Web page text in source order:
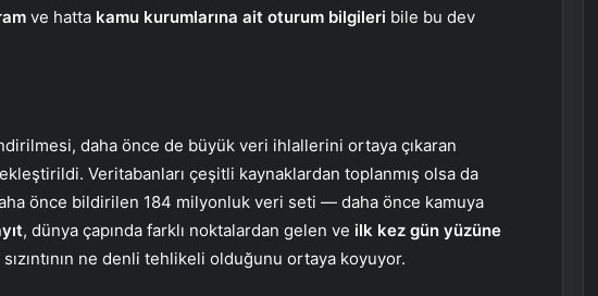
ve hatta kamu kurumlarına ait oturum bilgileri bile bu dev
daha önce de büyük veri ihlallerini ortaya çıkaran
Veritabanları çeşitli kaynaklardan toplanmış olsa da
önce bildirilen 184 milyonluk veri seti — daha önce kamuya
, dünya çapında farklı noktalardan gelen ve ilk kez gün yüzüne
ne denli tehlikeli olduğunu ortaya koyuyor.